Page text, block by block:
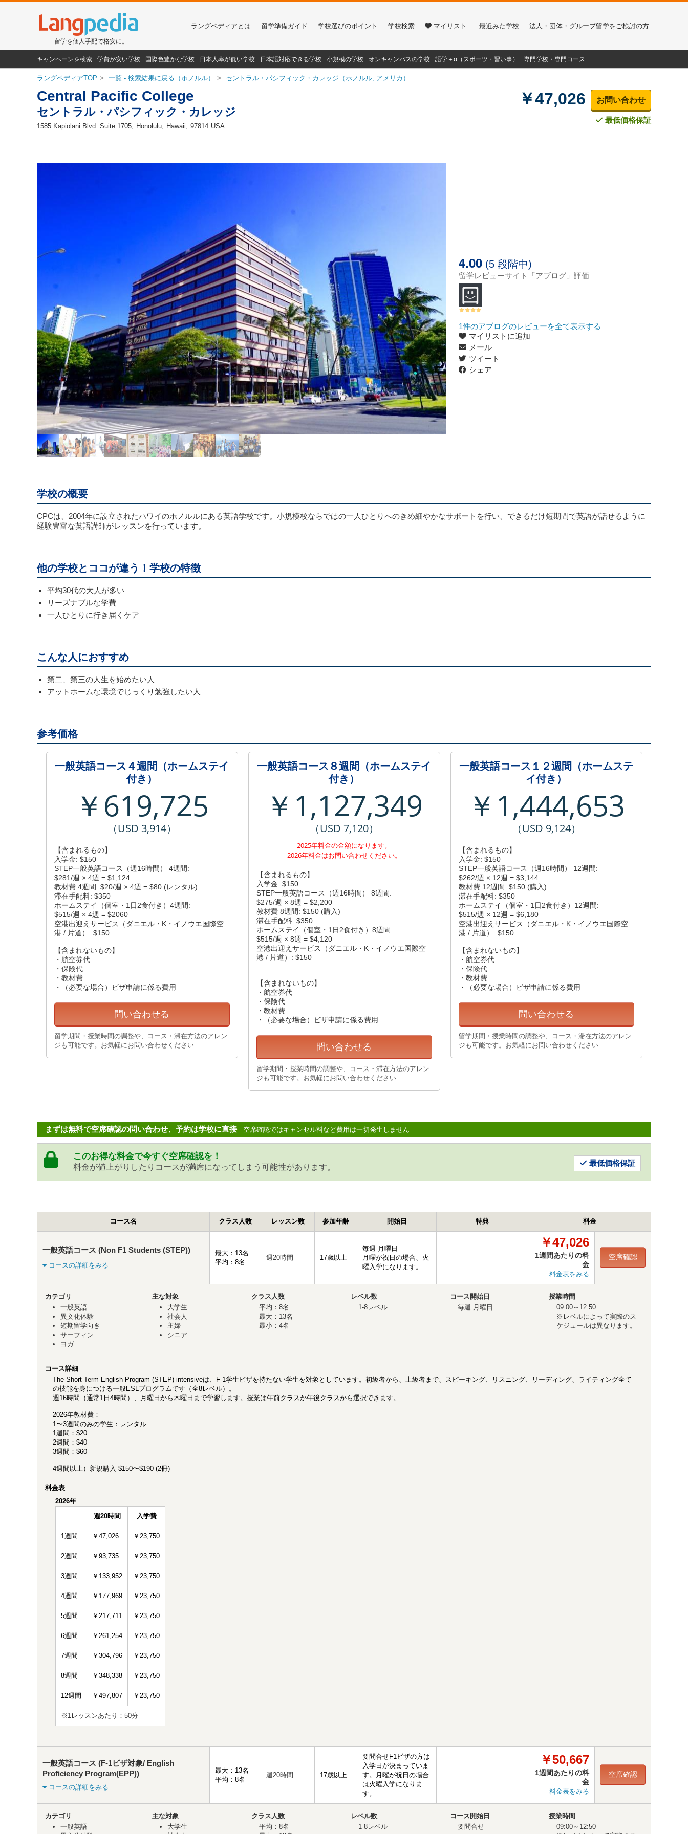
留学を個人手配で格安に。
ラングペディアとは 留学準備ガイド 学校選びのポイント 学校検索 マイリスト 最近みた学校 法人・団体・グループ留学をご検討の方
キャンペーンを検索 学費が安い学校 国際色豊かな学校 日本人率が低い学校 日本語対応できる学校 小規模の学校 オンキャンパスの学校 語学＋α（スポーツ・習い事） 専門学校・専門コース
ラングペディアTOP 一覧 - 検索結果に戻る（ホノルル） セントラル・パシフィック・カレッジ（ホノルル, アメリカ）
Central Pacific College
セントラル・パシフィック・カレッジ
1585 Kapiolani Blvd. Suite 1705, Honolulu Hawaii 97814 USA
￥47,026 お問い合わせ
最低価格保証
4.00 (5 段階中)
留学レビューサイト「アブログ」評価
1件のアブログのレビューを全て表示する
マイリストに追加
メール
ツイート
シェア
学校の概要
CPCは、2004年に設立されたハワイのホノルルにある英語学校です。小規模校ならではの一人ひとりへのきめ細やかなサポートを行い、できるだけ短期間で英語が話せるように
経験豊富な英語講師がレッスンを行っています。
他の学校とココが違う！学校の特徴
平均30代の大人が多い
リーズナブルな学費
一人ひとりに行き届くケア
こんな人におすすめ
第二、第三の人生を始めたい人
アットホームな環境でじっくり勉強したい人
参考価格
一般英語コース４週間（ホームステイ
付き）
￥619,725
（USD 3,914）
【含まれるもの】
入学金: $150
STEP一般英語コース（週16時間） 4週間:
$281/週 × 4週 = $1,124
教材費 4週間: $20/週 × 4週 = $80 (レンタル)
滞在手配料: $350
ホームステイ（個室・1日2食付き）4週間:
$515/週 × 4週 = $2060
空港出迎えサービス（ダニエル・K・イノウエ国際空
港 / 片道）: $150
【含まれないもの】
・航空券代
・保険代
・教材費
・（必要な場合）ビザ申請に係る費用
問い合わせる
留学期間・授業時間の調整や、コース・滞在方法のアレン
ジも可能です。お気軽にお問い合わせください
一般英語コース８週間（ホームステイ
付き）
￥1,127,349
（USD 7,120）
2025年料金の金額になります。
2026年料金はお問い合わせください。
【含まれるもの】
入学金: $150
STEP一般英語コース（週16時間） 8週間:
$275/週 × 8週 = $2,200
教材費 8週間: $150 (購入)
滞在手配料: $350
ホームステイ（個室・1日2食付き）8週間:
$515/週 × 8週 = $4,120
空港出迎えサービス（ダニエル・K・イノウエ国際空
港 / 片道）: $150
【含まれないもの】
・航空券代
・保険代
・教材費
・（必要な場合）ビザ申請に係る費用
問い合わせる
留学期間・授業時間の調整や、コース・滞在方法のアレン
ジも可能です。お気軽にお問い合わせください
一般英語コース１２週間（ホームステ
イ付き）
￥1,444,653
（USD 9,124）
【含まれるもの】
入学金: $150
STEP一般英語コース（週16時間） 12週間:
$262/週 × 12週 = $3,144
教材費 12週間: $150 (購入)
滞在手配料: $350
ホームステイ（個室・1日2食付き）12週間:
$515/週 × 12週 = $6,180
空港出迎えサービス（ダニエル・K・イノウエ国際空
港 / 片道）: $150
【含まれないもの】
・航空券代
・保険代
・教材費
・（必要な場合）ビザ申請に係る費用
問い合わせる
留学期間・授業時間の調整や、コース・滞在方法のアレン
ジも可能です。お気軽にお問い合わせください
まずは無料で空席確認の問い合わせ、予約は学校に直接 空席確認ではキャンセル料など費用は一切発生しません
このお得な料金で今すぐ空席確認を！
料金が値上がりしたりコースが満席になってしまう可能性があります。 最低価格保証
コース名 クラス人数 レッスン数 参加年齢 開始日 特典 料金
一般英語コース (Non F1 Students (STEP))
コースの詳細をみる
最大：13名
平均：8名
週20時間 17歳以上
毎週 月曜日
月曜が祝日の場合、火
曜入学になります。
￥47,026
1週間あたりの料
金
料金表をみる
空席確認
カテゴリ
一般英語
異文化体験
短期留学向き
サーフィン
ヨガ
主な対象
大学生
社会人
主婦
シニア
クラス人数
平均：8名
最大：13名
最小：4名
レベル数
1-8レベル
コース開始日
毎週 月曜日
授業時間
09:00～12:50
※レベルによって実際のス
ケジュールは異なります。
コース詳細
The Short-Term English Program (STEP) intensiveは、F-1学生ビザを持たない学生を対象としています。初級者から、上級者まで、スピーキング、リスニング、リーディング、ライティング全て
の技能を身につける一般ESLプログラムです（全8レベル）。
週16時間（通常1日4時間）、月曜日から木曜日まで学習します。授業は午前クラスか午後クラスから選択できます。
2026年教材費：
1〜3週間のみの学生：レンタル
1週間：$20
2週間：$40
3週間：$60
4週間以上）新規購入 $150〜$190 (2冊)
料金表
2026年
週20時間
入学費
1週間 ￥47,026 ￥23,750
2週間 ￥93,735 ￥23,750
3週間 ￥133,952 ￥23,750
4週間 ￥177,969 ￥23,750
5週間 ￥217,711 ￥23,750
6週間 ￥261,254 ￥23,750
7週間 ￥304,796 ￥23,750
8週間 ￥348,338 ￥23,750
12週間 ￥497,807 ￥23,750
※1レッスンあたり：50分
一般英語コース (F-1ビザ対象/ English
Proficiency Program(EPP))
コースの詳細をみる
最大：13名
平均：8名
週20時間 17歳以上
要問合せF1ビザの方は
入学日が決まっていま
す。月曜が祝日の場合
は火曜入学になりま
す。
￥50,667
1週間あたりの料
金
料金表をみる
空席確認
カテゴリ
一般英語
主な対象
大学生
クラス人数
平均：8名
レベル数
1-8レベル
コース開始日
要問合せ
授業時間
09:00～12:50